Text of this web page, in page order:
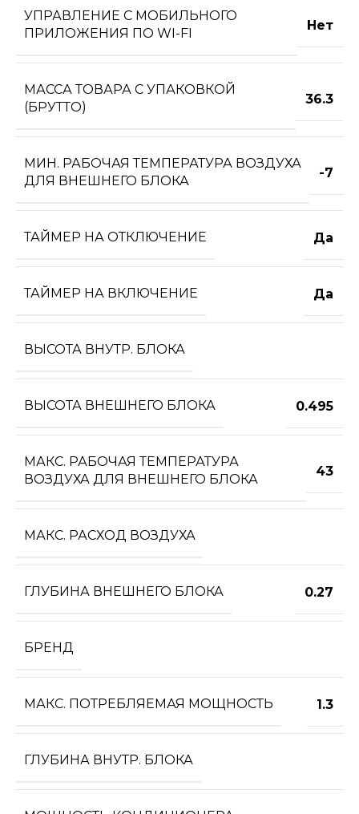
УПРАВЛЕНИЕ C МОБИЛЬНОГО
ПРИЛОЖЕНИЯ ПО WI-FI
Нет
МАССА ТОВАРА С УПАКОВКОЙ
(БРУТТО)
36.3
МИН. РАБОЧАЯ ТЕМПЕРАТУРА ВОЗДУХА
ДЛЯ ВНЕШНЕГО БЛОКА
-7
ТАЙМЕР НА ОТКЛЮЧЕНИЕ Да
ТАЙМЕР НА ВКЛЮЧЕНИЕ Да
ВЫСОТА ВНУТР. БЛОКА
ВЫСОТА ВНЕШНЕГО БЛОКА 0.495
МАКС. РАБОЧАЯ ТЕМПЕРАТУРА
ВОЗДУХА ДЛЯ ВНЕШНЕГО БЛОКА
43
МАКС. РАСХОД ВОЗДУХА
ГЛУБИНА ВНЕШНЕГО БЛОКА 0.27
БРЕНД
МАКС. ПОТРЕБЛЯЕМАЯ МОЩНОСТЬ 1.3
ГЛУБИНА ВНУТР. БЛОКА